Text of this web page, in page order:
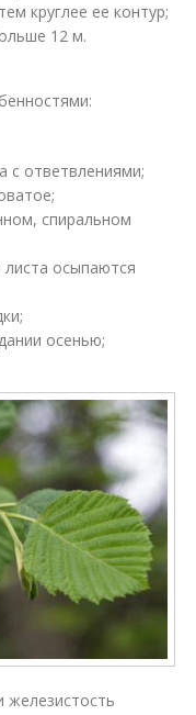
круглее ее контур;
12 м.
с ответвлениями;
спиральном
осыпаются
осенью;
железистость